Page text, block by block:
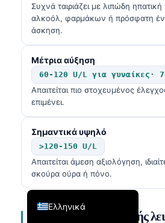
Συχνά ταιριάζει με λιπώδη
αλκοόλ, φαρμάκων ή πρόσφατη
άσκηση.
Μέτρια αύξηση
60-120 U/L για γυναίκες·
Απαιτείται πιο στοχευμένος
επιμένει.
Σημαντικά υψηλό
>120-150 U/L
Απαιτείται άμεση αξιολόγηση,
σκούρα ούρα ή πόνο.
Ποιοι δείκτες νεφρικής
Ελληνικά
English
Deutsch
العربية
Français
עִבְרִית
Italiano
Español
Português
Türkçe
Română